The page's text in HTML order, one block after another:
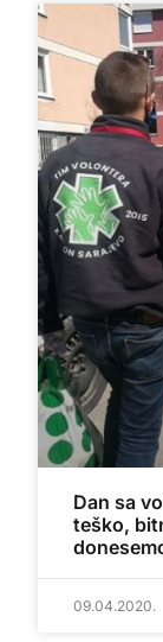
Dan sa
teško,
09.04.2020.